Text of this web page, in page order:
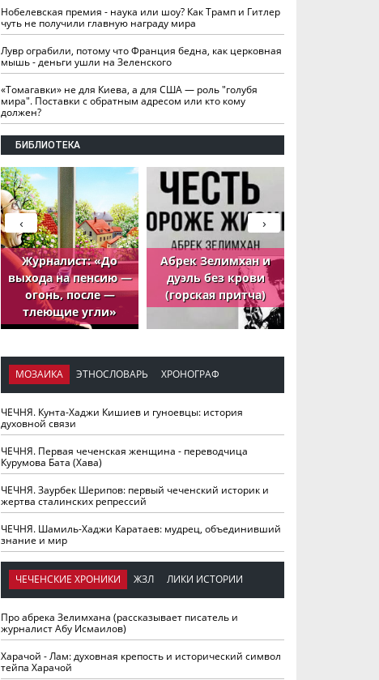
Нобелевская премия - наука или шоу? Как Трамп и Гитлер
чуть не получили главную награду мира
Лувр ограбили, потому что Франция бедна, как церковная
мышь - деньги ушли на Зеленского
«Томагавки» не для Киева, а для США — роль "голубя
мира". Поставки с обратным адресом или кто кому
должен?
БИБЛИОТЕКА
Журналист: «До
выхода на пенсию —
огонь, после —
тлеющие угли»
Абрек Зелимхан и
дуэль без крови
(горская притча)
›
‹
МОЗАИКА ЭТНОСЛОВАРЬ ХРОНОГРАФ
ЧЕЧНЯ. Кунта-Хаджи Кишиев и гуноевцы: история
духовной связи
ЧЕЧНЯ. Первая чеченская женщина - переводчица
Курумова Бата (Хава)
ЧЕЧНЯ. Заурбек Шерипов: первый чеченский историк и
жертва сталинских репрессий
ЧЕЧНЯ. Шамиль-Хаджи Каратаев: мудрец, объединивший
знание и мир
ЧЕЧЕНСКИЕ ХРОНИКИ ЖЗЛ ЛИКИ ИСТОРИИ
Про абрека Зелимхана (рассказывает писатель и
журналист Абу Исмаилов)
Харачой - Лам: духовная крепость и исторический символ
тейпа Харачой